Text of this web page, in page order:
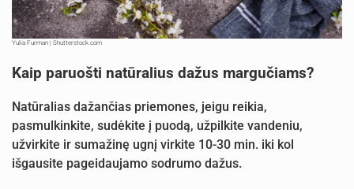
Yulia Furman | Shutterstock.com
Kaip paruošti natūralius dažus margučiams?
Natūralias dažančias priemones, jeigu reikia,
pasmulkinkite, sudėkite į puodą, užpilkite vandeniu,
užvirkite ir sumažinę ugnį virkite 10-30 min. iki kol
išgausite pageidaujamo sodrumo dažus.